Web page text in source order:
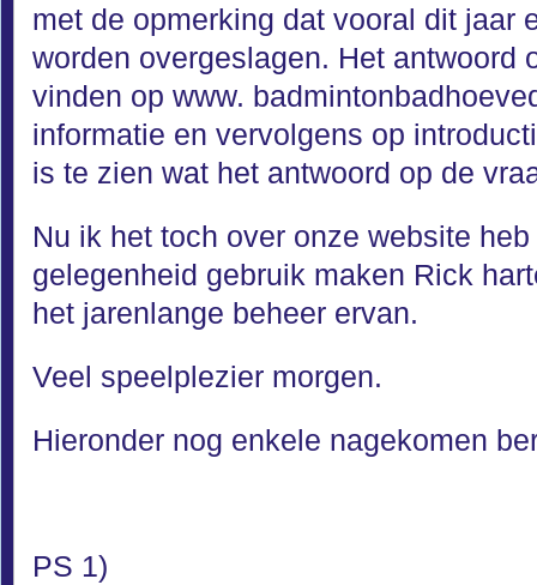
met de opmerking dat vooral dit jaar
worden overgeslagen. Het antwoord
vinden op www.
informatie en vervolgens op
is te zien wat het antwoord op de
Nu ik het toch over onze website
gelegenheid gebruik maken Rick
het jarenlange beheer ervan.
Veel speelplezier morgen.
Hieronder nog enkele nagekomen
PS 1)